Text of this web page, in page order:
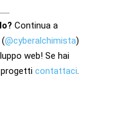
Continua a
(@cyberalchimista)
web! Se hai
contattaci.